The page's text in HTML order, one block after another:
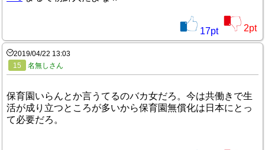
17pt 2pt
2019/04/22 13:03
15
名無しさん
保育園いらんとか言うてるのバカ女だろ。今は共働きで生
活が成り立つところが多いから保育園無償化は日本にとっ
て必要だろ。